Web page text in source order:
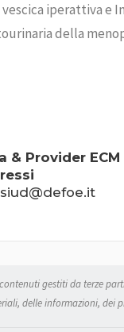
iperattiva e
della
& Provider ECM
siud@defoe.it
gestiti da terze
delle informazioni, dei